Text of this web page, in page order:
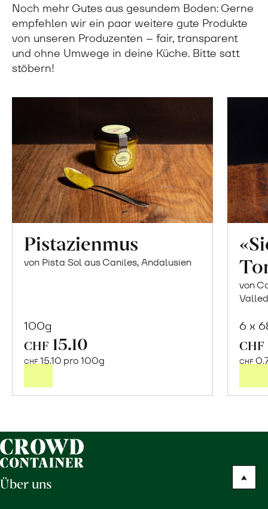
Noch mehr Gutes aus gesundem Boden: Gerne
empfehlen wir ein paar weitere gute Produkte
von unseren Produzenten – fair, transparent
und ohne Umwege in deine Küche. Bitte satt
stöbern!
Pistazienmus
von Pista Sol aus Caniles, Andalusien
100g
CHF 15.10
CHF15.10 pro 100gden
von
6 x
CHF
CHF
Über uns